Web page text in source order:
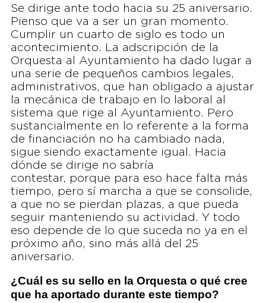
Se dirige ante todo hacia su 25 aniversario.
Pienso que va a ser un gran momento.
Cumplir un cuarto de siglo es todo un
acontecimiento. La adscripción de la
Orquesta al Ayuntamiento ha dado lugar a
una serie de pequeños cambios legales,
administrativos, que han obligado a ajustar
la mecánica de trabajo en lo laboral al
sistema que rige al Ayuntamiento. Pero
sustancialmente en lo referente a la forma
de financiación no ha cambiado nada,
sigue siendo exactamente igual. Hacia
dónde se dirige no sabría
contestar, porque para eso hace falta más
tiempo, pero sí marcha a que se consolide,
a que no se pierdan plazas, a que pueda
seguir manteniendo su actividad. Y todo
eso depende de lo que suceda no ya en el
próximo año, sino más allá del 25
aniversario.
¿Cuál es su sello en la Orquesta o qué cree
que ha aportado durante este tiempo?